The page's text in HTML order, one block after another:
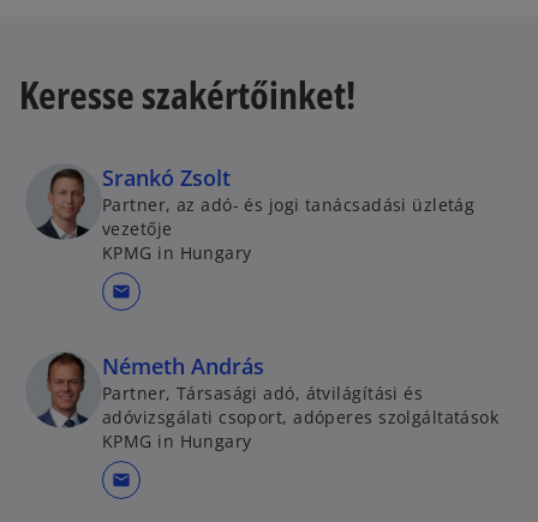
Keresse szakértőinket!
Srankó Zsolt
Partner, az adó- és jogi tanácsadási üzletág
vezetője
KPMG in Hungary
mail
Németh András
Partner, Társasági adó, átvilágítási és
adóvizsgálati csoport, adóperes szolgáltatások
KPMG in Hungary
mail